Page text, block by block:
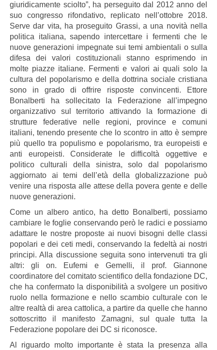
giuridicamente sciolto”, ha perseguito dal 2012 anno del
suo congresso rifondativo, replicato nell’ottobre 2018.
Serve dar vita, ha proseguito Grassi, a una novità nella
politica italiana, sapendo intercettare i fermenti che le
nuove generazioni impegnate sui temi ambientali o sulla
difesa dei valori costituzionali stanno esprimendo in
molte piazze italiane. Fermenti e valori ai quali solo la
cultura del popolarismo e della dottrina sociale cristiana
sono in grado di offrire risposte convincenti. Ettore
Bonalberti ha sollecitato la Federazione all’impegno
organizzativo sul territorio attivando la formazione di
strutture federative nelle regioni, province e comuni
italiani, tenendo presente che lo scontro in atto è sempre
più quello tra populismo e popolarismo, tra europeisti e
anti europeisti. Considerate le difficoltà oggettive e
politico culturali della sinistra, solo dal popolarismo
aggiornato ai temi dell’età della globalizzazione può
venire una risposta alle attese della povera gente e delle
nuove generazioni.
Come un albero antico, ha detto Bonalberti, possiamo
cambiare le foglie conservando però le radici e possiamo
adattare le nostre proposte ai nuovi bisogni delle classi
popolari e dei ceti medi, conservando la fedeltà ai nostri
principi. Alla discussione seguita sono intervenuti tra gli
altri: gli on. Eufemi e Gemelli, il prof. Giannone
coordinatore del comitato scientifico della fondazione DC,
che ha confermato la disponibilità a svolgere un positivo
ruolo nella formazione e nello scambio culturale con le
altre realtà di area cattolica, a partire da quelle che hanno
sottoscritto il manifesto Zamagni, sul quale tutta la
Federazione popolare dei DC si riconosce.
Al riguardo molto importante è stata la presenza alla